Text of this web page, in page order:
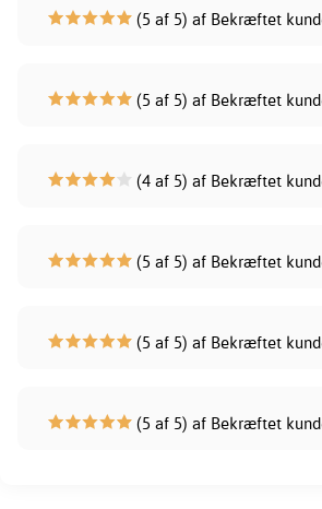
(5 af 5) af Bekræftet
(5 af 5) af Bekræftet
(4 af 5) af Bekræftet
(5 af 5) af Bekræftet
(5 af 5) af Bekræftet
(5 af 5) af Bekræftet